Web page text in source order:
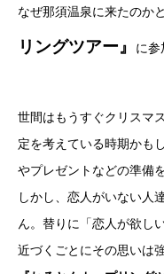
なぜ那須温泉に来たのか
リングツアー』
に参
世間はもうすぐクリスマ
定を考えている時期かも
やプレゼントなどの準備
しかし、恋人がいない人
ん。替りに「恋人が欲し
近づくごとにその思いは